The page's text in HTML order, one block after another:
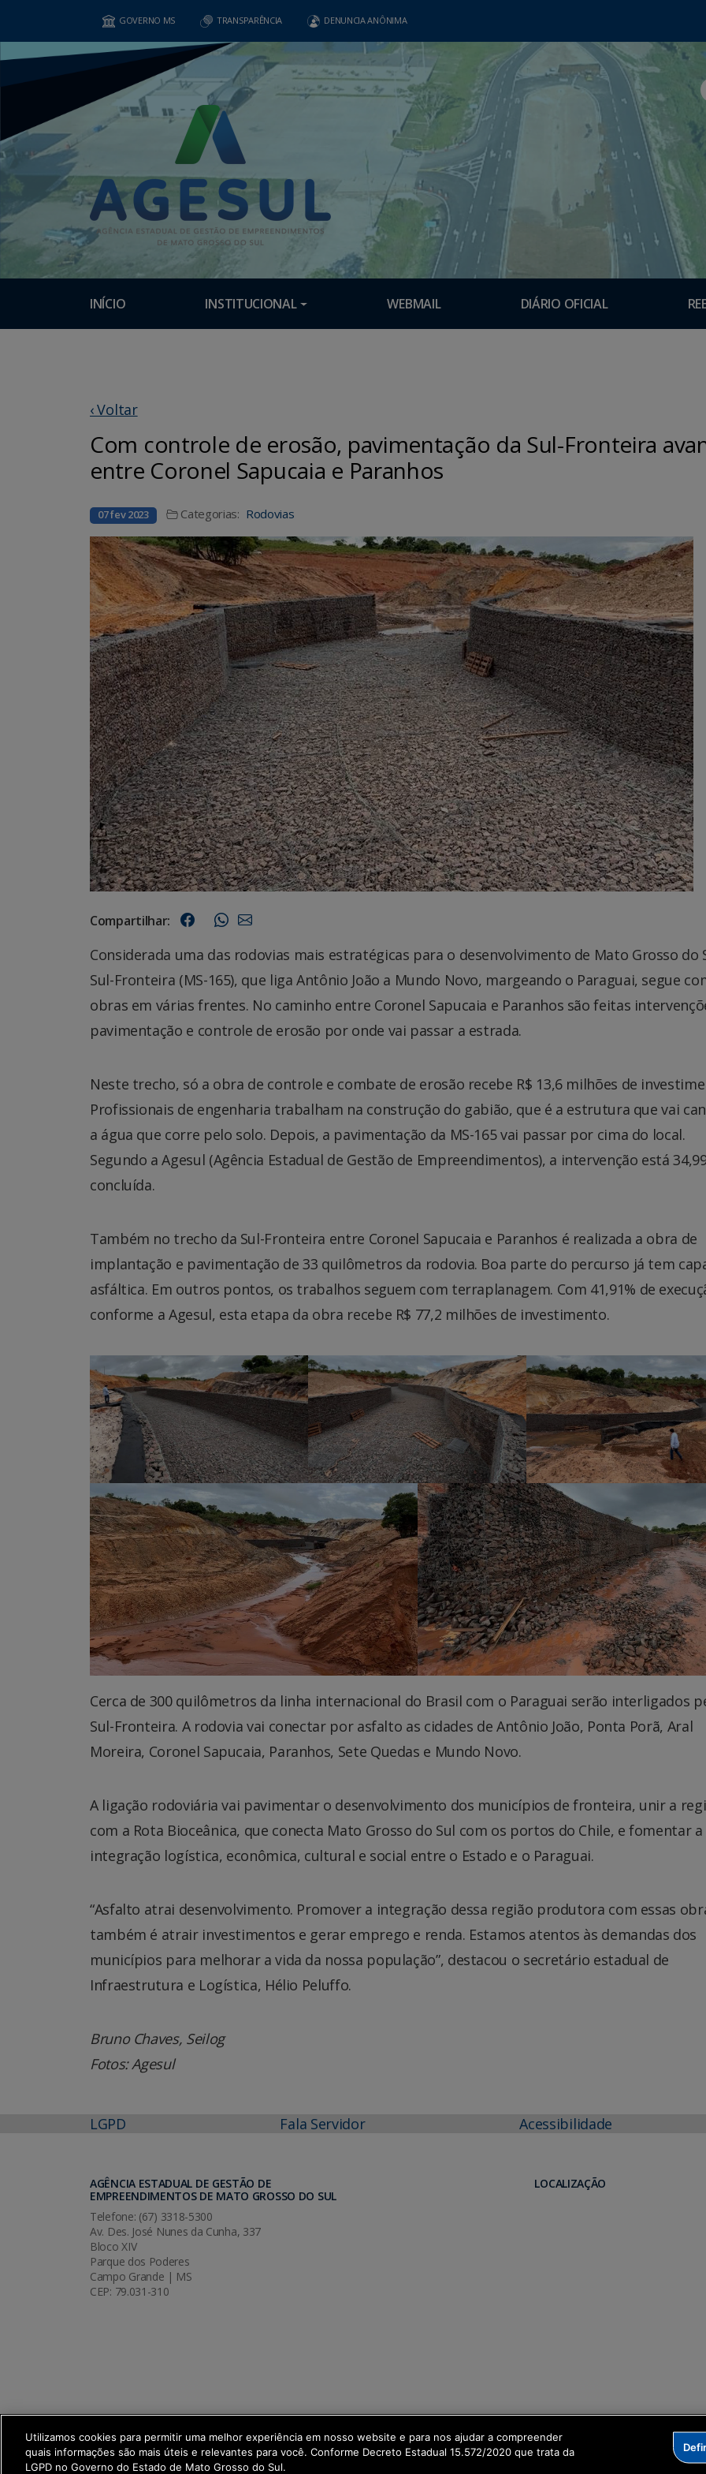
GOVERNO MS TRANSPARÊNCIA DENUNCIA ANÔNIMA
INÍCIO INSTITUCIONAL WEBMAIL DIÁRIO OFICIAL
‹ Voltar
Com controle de erosão, pavimentação da Sul-Fronteira
entre Coronel Sapucaia e Paranhos
07 fev 2023 Categorias: Rodovias
Compartilhar:
Considerada uma das rodovias mais estratégicas para o desenvolvimento de Mato Grosso do
Sul-Fronteira (MS-165), que liga Antônio João a Mundo Novo, margeando o Paraguai, segue
obras em várias frentes. No caminho entre Coronel Sapucaia e Paranhos são feitas
pavimentação e controle de erosão por onde vai passar a estrada.
Neste trecho, só a obra de controle e combate de erosão recebe R$ 13,6 milhões de
Profissionais de engenharia trabalham na construção do gabião, que é a estrutura que vai
a água que corre pelo solo. Depois, a pavimentação da MS-165 vai passar por cima do local.
Segundo a Agesul (Agência Estadual de Gestão de Empreendimentos), a intervenção está
concluída.
Também no trecho da Sul-Fronteira entre Coronel Sapucaia e Paranhos é realizada a obra de
implantação e pavimentação de 33 quilômetros da rodovia. Boa parte do percurso já tem
asfáltica. Em outros pontos, os trabalhos seguem com terraplanagem. Com 41,91% de
conforme a Agesul, esta etapa da obra recebe R$ 77,2 milhões de investimento.
Cerca de 300 quilômetros da linha internacional do Brasil com o Paraguai serão interligados
Sul-Fronteira. A rodovia vai conectar por asfalto as cidades de Antônio João, Ponta Porã, Aral
Moreira, Coronel Sapucaia, Paranhos, Sete Quedas e Mundo Novo.
A ligação rodoviária vai pavimentar o desenvolvimento dos municípios de fronteira, unir a
com a Rota Bioceânica, que conecta Mato Grosso do Sul com os portos do Chile, e fomentar a
integração logística, econômica, cultural e social entre o Estado e o Paraguai.
“Asfalto atrai desenvolvimento. Promover a integração dessa região produtora com essas
também é atrair investimentos e gerar emprego e renda. Estamos atentos às demandas dos
municípios para melhorar a vida da nossa população”, destacou o secretário estadual de
Infraestrutura e Logística, Hélio Peluffo.
Bruno Chaves, Seilog
Fotos: Agesul
LGPD Fala Servidor Acessibilidade
AGÊNCIA ESTADUAL DE GESTÃO DE
EMPREENDIMENTOS DE MATO GROSSO DO SUL
Telefone: (67) 3318-5300
Av. Des. José Nunes da Cunha, 337
Bloco XIV
Parque dos Poderes
Campo Grande | MS
CEP: 79.031-310
LOCALIZAÇÃO
SETDIG | Secretaria-Executiva de Transformação Digital
Utilizamos cookies para permitir uma melhor experiência em nosso website e para nos ajudar a compreender
quais informações são mais úteis e relevantes para você. Conforme Decreto Estadual 15.572/2020 que trata da
LGPD no Governo do Estado de Mato Grosso do Sul.